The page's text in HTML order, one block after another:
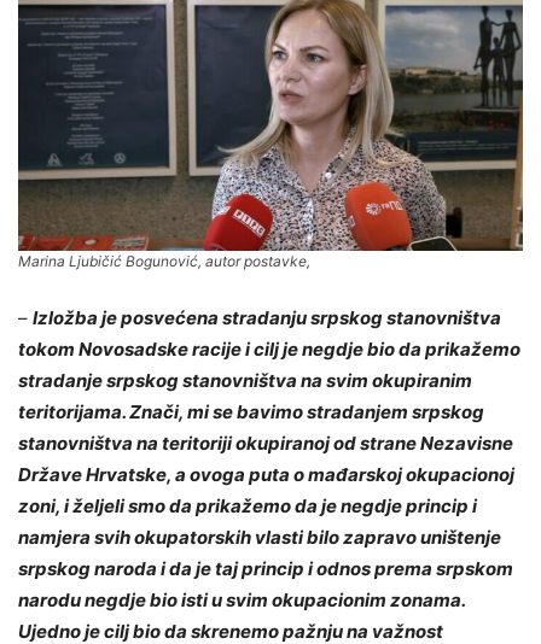
Marina Ljubičić Bogunović, autor postavke,
– Izložba je posvećena stradanju srpskog stanovništva
tokom Novosadske racije i cilj je negdje bio da prikažemo
stradanje srpskog stanovništva na svim okupiranim
teritorijama. Znači, mi se bavimo stradanjem srpskog
stanovništva na teritoriji okupiranoj od strane Nezavisne
Države Hrvatske, a ovoga puta o mađarskoj okupacionoj
zoni, i željeli smo da prikažemo da je negdje princip i
namjera svih okupatorskih vlasti bilo zapravo uništenje
srpskog naroda i da je taj princip i odnos prema srpskom
narodu negdje bio isti u svim okupacionim zonama.
Ujedno je cilj bio da skrenemo pažnju na važnost